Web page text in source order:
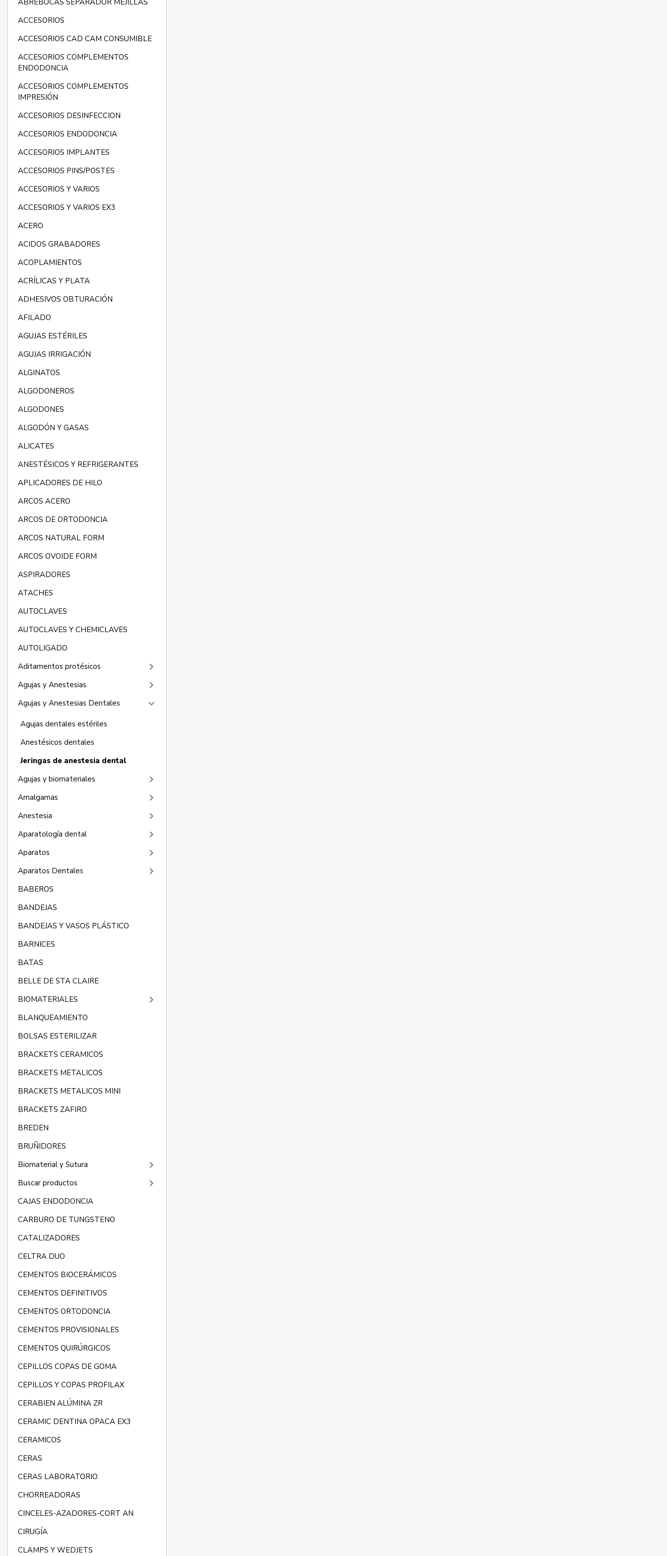
ABREBOCAS SEPARADOR MEJILLAS
ACCESORIOS
ACCESORIOS CAD CAM CONSUMIBLE
ACCESORIOS COMPLEMENTOS
ENDODONCIA
ACCESORIOS COMPLEMENTOS
IMPRESIÓN
ACCESORIOS DESINFECCION
ACCESORIOS ENDODONCIA
ACCESORIOS IMPLANTES
ACCESORIOS PINS/POSTES
ACCESORIOS Y VARIOS
ACCESORIOS Y VARIOS EX3
ACERO
ACIDOS GRABADORES
ACOPLAMIENTOS
ACRÍLICAS Y PLATA
ADHESIVOS OBTURACIÓN
AFILADO
AGUJAS ESTÉRILES
AGUJAS IRRIGACIÓN
ALGINATOS
ALGODONEROS
ALGODONES
ALGODÓN Y GASAS
ALICATES
ANESTÉSICOS Y REFRIGERANTES
APLICADORES DE HILO
ARCOS ACERO
ARCOS DE ORTODONCIA
ARCOS NATURAL FORM
ARCOS OVOIDE FORM
ASPIRADORES
ATACHES
AUTOCLAVES
AUTOCLAVES Y CHEMICLAVES
AUTOLIGADO
Aditamentos protésicos
keyboard_arrow_right
Agujas y Anestesias keyboard_arrow_right
Agujas y Anestesias Dentales keyboard_arrow_right
Agujas dentales estériles
Anestésicos dentales
Jeringas de anestesia dental
Agujas y biomateriales
keyboard_arrow_right
Amalgamas keyboard_arrow_right
Anestesia keyboard_arrow_right
Aparatología dental keyboard_arrow_right
Aparatos keyboard_arrow_right
Aparatos Dentales keyboard_arrow_right
BABEROS
BANDEJAS
BANDEJAS Y VASOS PLÁSTICO
BARNICES
BATAS
BELLE DE STA CLAIRE
BIOMATERIALES
keyboard_arrow_right
BLANQUEAMIENTO
BOLSAS ESTERILIZAR
BRACKETS CERAMICOS
BRACKETS METALICOS
BRACKETS METALICOS MINI
BRACKETS ZAFIRO
BREDEN
BRUÑIDORES
Biomaterial y Sutura
keyboard_arrow_right
Buscar productos keyboard_arrow_right
CAJAS ENDODONCIA
CARBURO DE TUNGSTENO
CATALIZADORES
CELTRA DUO
CEMENTOS BIOCERÁMICOS
CEMENTOS DEFINITIVOS
CEMENTOS ORTODONCIA
CEMENTOS PROVISIONALES
CEMENTOS QUIRÚRGICOS
CEPILLOS COPAS DE GOMA
CEPILLOS Y COPAS PROFILAX
CERABIEN ALÚMINA ZR
CERAMIC DENTINA OPACA EX3
CERAMICOS
CERAS
CERAS LABORATORIO
CHORREADORAS
CINCELES-AZADORES-CORT AN
CIRUGÍA
CLAMPS Y WEDJETS